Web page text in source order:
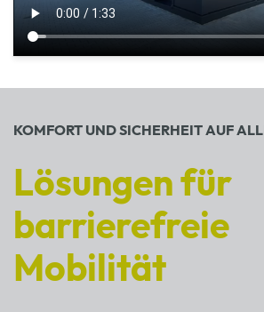
KOMFORT UND SICHERHEIT AUF
Lösungen für
barrierefreie
Mobilität